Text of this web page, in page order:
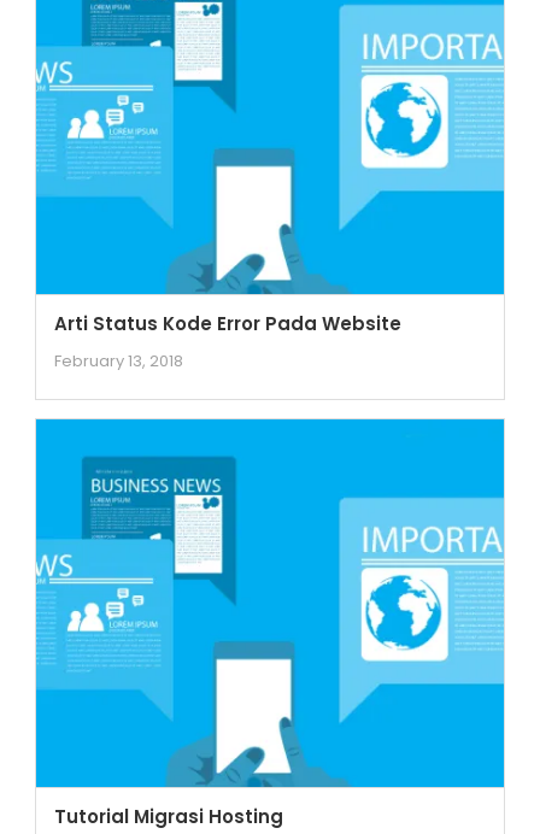
Arti Status Kode Error Pada Website
February 13, 2018
Tutorial Migrasi Hosting